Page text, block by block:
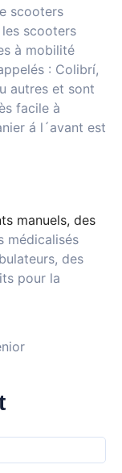
scooters
scooters
à mobilité
: Colibrí,
autres et sont
facile à
á l´avant est
manuels, des
médicalisés
des
pour la